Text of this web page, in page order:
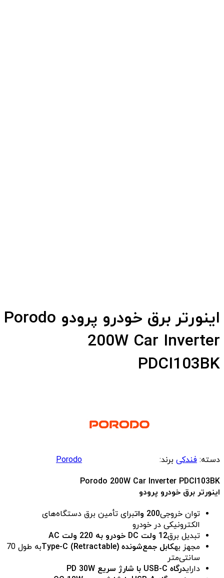
اینورتر برق خودرو پرودو Porodo
200W Car Inverter
PDCI103BK
دسته: فندکی برند:
Porodo
Porodo 200W Car Inverter PDCI103BK
اینورتر برق خودرو پرودو
توان خروجی200 وات
برای تأمین برق دستگاه‌های
الکترونیکی در خودرو
تبدیل برق12 ولت DC خودرو به 220 ولت AC
مجهز بهکابل جمع‌شونده (Retractable) Type-C
به طول 70
سانتی‌متر
دارایدرگاه USB-C با شارژ سریع PD 30W